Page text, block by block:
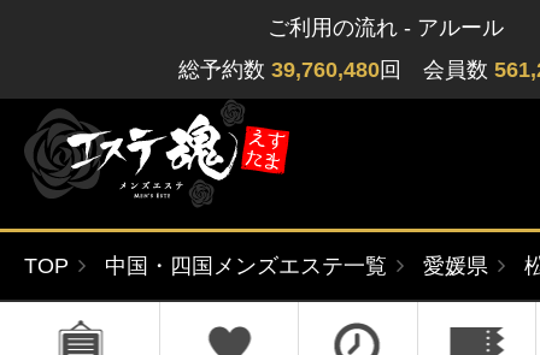
ご利用の流れ - アルール
総予約数 39,760,480回 会員数
閲覧履歴
ゲストさん
関西版
TOP 中国・四国メンズエステ一覧 愛媛県